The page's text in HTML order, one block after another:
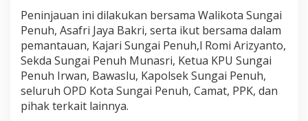
u
2
0
1
9
Peninjauan ini dilakukan bersama Walikota Sungai
Penuh, Asafri Jaya Bakri, serta ikut bersama dalam
pemantauan, Kajari Sungai Penuh,l Romi Arizyanto,
Sekda Sungai Penuh Munasri, Ketua KPU Sungai
Penuh Irwan, Bawaslu, Kapolsek Sungai Penuh,
seluruh OPD Kota Sungai Penuh, Camat, PPK, dan
pihak terkait lainnya.